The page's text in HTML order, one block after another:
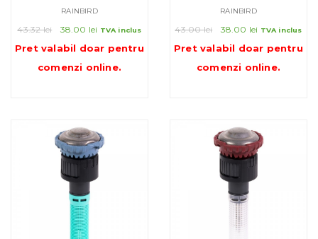
RAINBIRD
43.32lei
Prețul
a
fost:
38.00 lei Prețul
este:
38.00 lei.
TVA inclus
Pret valabil doar pentru
comenzi online.
RAINBIRD
43.00lei
Prețul
a
fost:
38.00 lei Prețul
este:
38.00 lei.
TVA inclus
Pret valabil doar pentru
comenzi online.